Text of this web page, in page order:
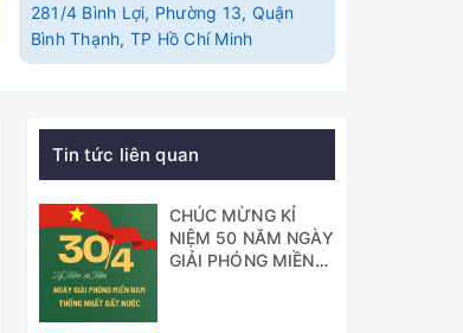
281/4 Bình Lợi, Phường 13, Quận
Bình Thạnh, TP Hồ Chí Minh
Tin tức liên quan
CHÚC MỪNG KỈ
NIỆM 50 NĂM NGÀY
GIẢI PHÓNG MIỀN